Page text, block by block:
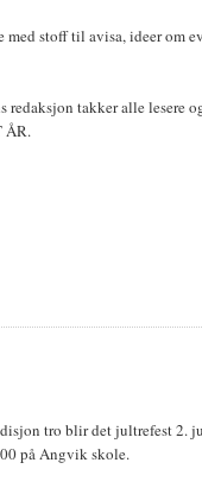
stoff til avisa, ideer om
takker alle lesere
ÅR.
tro blir det jultrefest 2.
på Angvik skole.